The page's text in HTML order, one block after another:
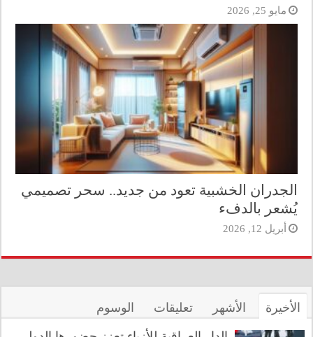
مايو 25, 2026
الجدران الخشبية تعود من جديد.. سحر تصميمي
يُشعر بالدفء
أبريل 12, 2026
الأخيرة الأشهر تعليقات الوسوم